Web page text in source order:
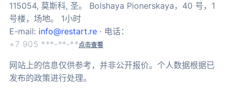
115054, 莫斯科, 圣。 Bolshaya Pionerskaya，40 号，1
号楼，场地。 1小时
E-mail: info@restart.re · 电话：
+7 905 ***-**-**点击查看
网站上的信息仅供参考，并非公开报价。个人数据根据已
发布的政策进行处理。